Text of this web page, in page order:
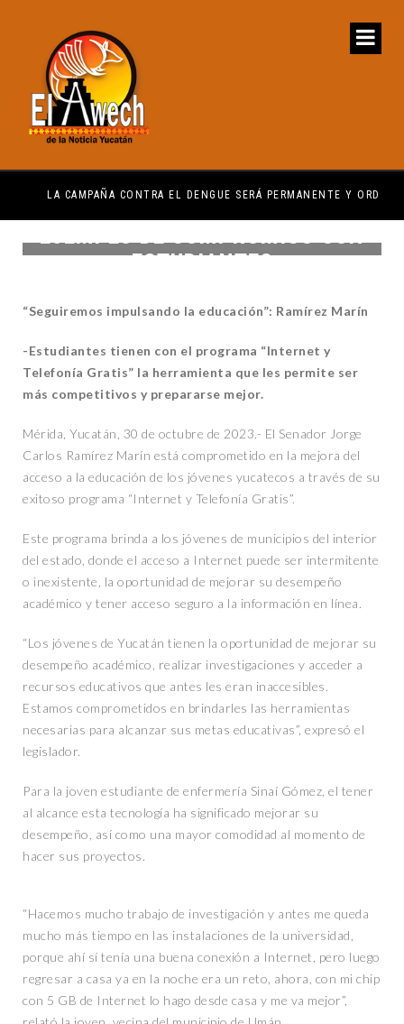
LA CAMPAÑA CONTRA EL DENGUE SERÁ PERMANENTE Y ORDENADA
EJEMPLO DE COMPROMISO CON
ESTUDIANTES
“Seguiremos impulsando la educación”: Ramírez Marín
-Estudiantes tienen con el programa “Internet y
Telefonía Gratis” la herramienta que les permite ser
más competitivos y prepararse mejor.
Mérida, Yucatán, 30 de octubre de 2023.- El Senador Jorge
Carlos Ramírez Marín está comprometido en la mejora del
acceso a la educación de los jóvenes yucatecos a través de su
exitoso programa “Internet y Telefonía Gratis”.
Este programa brinda a los jóvenes de municipios del interior
del estado, donde el acceso a Internet puede ser intermitente
o inexistente, la oportunidad de mejorar su desempeño
académico y tener acceso seguro a la información en línea.
“Los jóvenes de Yucatán tienen la oportunidad de mejorar su
desempeño académico, realizar investigaciones y acceder a
recursos educativos que antes les eran inaccesibles.
Estamos comprometidos en brindarles las herramientas
necesarias para alcanzar sus metas educativas”, expresó el
legislador.
Para la joven estudiante de enfermería Sinaí Gómez, el tener
al alcance esta tecnología ha significado mejorar su
desempeño, así como una mayor comodidad al momento de
hacer sus proyectos.
“Hacemos mucho trabajo de investigación y antes me queda
mucho más tiempo en las instalaciones de la universidad,
porque ahí sí tenía una buena conexión a Internet, pero luego
regresar a casa ya en la noche era un reto, ahora, con mi chip
con 5 GB de Internet lo hago desde casa y me va mejor”,